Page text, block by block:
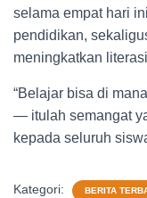
selama empat hari
pendidikan,
meningkatkan
“Belajar bisa di
— itulah semangat
kepada seluruh
Kategori: BERITA